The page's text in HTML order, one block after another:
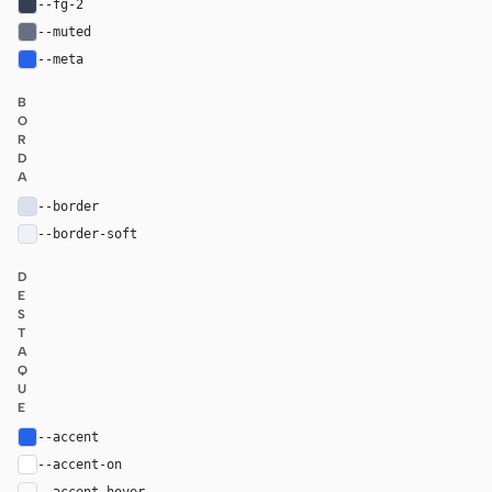
--fg-2
--muted
--meta
B
O
R
D
A
--border
--border-soft
D
E
S
T
A
Q
U
E
--accent
--accent-on